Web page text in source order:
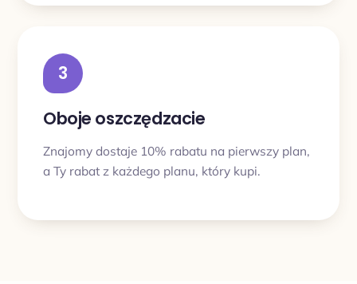
3
Oboje oszczędzacie
Znajomy dostaje 10% rabatu na pierwszy plan,
a Ty rabat z każdego planu, który kupi.